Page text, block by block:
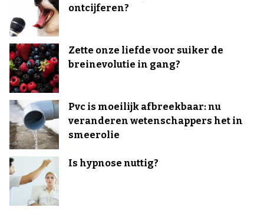
ontcijferen?
Zette onze liefde voor suiker de
breinevolutie in gang?
Pvc is moeilijk afbreekbaar: nu
veranderen wetenschappers het in
smeerolie
Is hypnose nuttig?